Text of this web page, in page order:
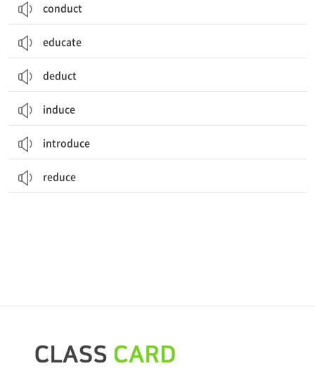
conduct
educate
deduct
induce
introduce
reduce